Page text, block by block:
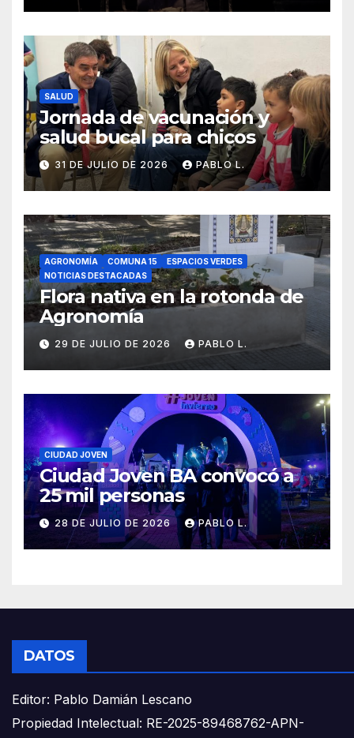
SALUD
Jornada de vacunación y
salud bucal para chicos
31 DE JULIO DE 2026 PABLO L.
AGRONOMÍA COMUNA 15
ESPACIOS VERDES
NOTICIAS DESTACADAS
Flora nativa en la rotonda de
Agronomía
29 DE JULIO DE 2026 PABLO L.
CIUDAD JOVEN
Ciudad Joven BA convocó a
25 mil personas
28 DE JULIO DE 2026 PABLO L.
DATOS
Editor: Pablo Damián Lescano
Propiedad Intelectual: RE-2025-89468762-APN-